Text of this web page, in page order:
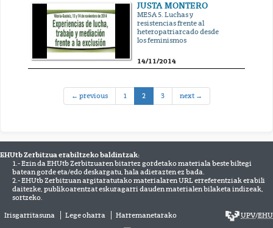
JUSTA MONTERO
MESA 5. Luchas y
resistencias frente al
heteropatriarcado desde
los feminismos
14/11/2014
← previous 1 2(current)
3 next →
EHUtb Zerbitzua erabiltzeko baldintzak:
1.- Ezin da EHUtb Zerbitzuaren bitartez gordetako materiala beste biltegi
batean gorde eta/edo deskargatu, hala adierazten ez bada.
2.- EHUtb Zerbitzuan argitaratutako materialaren URL erreferentziak erabili
daitezke, publikoarentzat eskuragarri dauden materialen bilaketa indizeak,
sortzeko.
Irisgarritasuna Lege oharra Harremanetarako UPV/EHU